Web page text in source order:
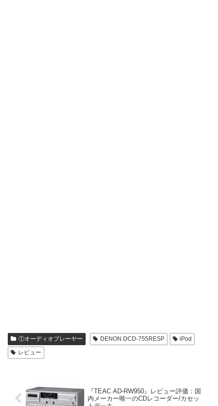
①オーディオプレーヤー DENON DCD-755RESP
iPod
レビュー
『TEAC AD-RW950』レビュー評価：国
内メーカー唯一のCDレコーダー/カセッ